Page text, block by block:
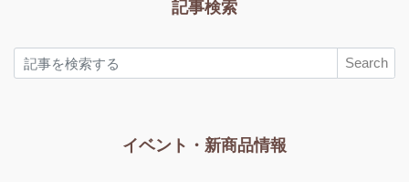
記事検索
Search
イベント・新商品情報